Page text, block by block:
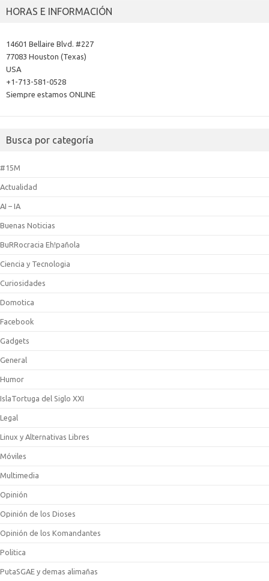
HORAS E INFORMACIÓN
14601 Bellaire Blvd. #227
77083 Houston (Texas)
USA
+1-713-581-0528
Siempre estamos ONLINE
Busca por categoría
#15M
Actualidad
AI – IA
Buenas Noticias
BuRRocracia Eh!pañola
Ciencia y Tecnologia
Curiosidades
Domotica
Facebook
Gadgets
General
Humor
IslaTortuga del Siglo XXI
Legal
Linux y Alternativas Libres
Móviles
Multimedia
Opinión
Opinión de los Dioses
Opinión de los Komandantes
Politica
PutaSGAE y demas alimañas